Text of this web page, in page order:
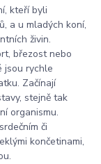
kteří byli
a u mladých koní,
živin.
březost nebo
jsou rychle
Začínají
stejně tak
organismu.
či
končetinami,